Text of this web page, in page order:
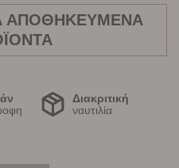
ΑΠΟΘΗΚΕΥΜΈΝΑ
Διακριτική
ναυτιλία